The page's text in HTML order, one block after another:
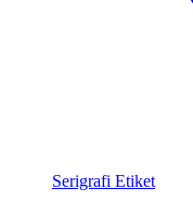
Serigrafi Etiket